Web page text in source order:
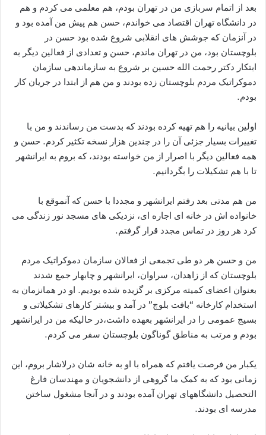
بعد از اتمام سربازی من در تهران بودم، هم معلمی می کردم و هم
در دانشگاه تهران اقتصاد می خواندم، حسن هم پیش من آمده بود و
در آنزمان که جوشش های انقلابی شروع شده بود حسن در
بلوچستان بود، من در تهران ماندم، حسن و تعدادی از فعالین دیگر به
ابتکار دکتر رحمت الله حسین بر شروع به سازماندهی سازمان
دموکراتیک مردم بلوچستان زده بودند و من هم از ابتدا در جریان کار
بودم.
اولین بیانیه را هم تهیه کرده بودند که بدست من رساندند و من با
تغییرات بسیار جزئی آن را در چندین هزار نسخه تکثیر کردم. حسن و
همه فعالین دیگر با اصرار از من خواسته بودند، که بروم به ایرانشهر
تا با هم تشکیلات را بگردانیم.
من هم مدتی بعد رفتم ایرانشهر و مجددا با حسن که آنموقع با
خانواده اش در خانه ای اجاره ای، نزدیکی های مسجد نور زندگی می
کرد هر روز در تماس مجدد قرار گرفتم.
من و حسن هر دو طی تجمعی از فعالان سازمان دموکراتیک مردم
بلوچستان که از زاهدان، سراوان، ایرانشهر و چابهار جمع شدند
بعنوان اعضای کمیته مرکزی بر گزیده شده بودیم. او در همانزمان به
استخدام کارخانه “بافت بلوچ” در آمد و بیشتر کارهای تشکیلاتی و
بسیج عمومی را در ایرانشهر بعهده داشت،در حالیکه من در ایرانشهر
بودم و مرتب به مناطق گوناگون بلوچستان سفر می کردم.
یکبار من فرصت یافتم که همراه با او به خانه شان درلاشار بروم، این
زمانی بود که به کمک ما گروهی از دانشجویان و مهندسان فارغ
التحصیل دانشگاههای تهران آمده بودند و در آنجا مشغول ساختن
مدرسه ای بودند.